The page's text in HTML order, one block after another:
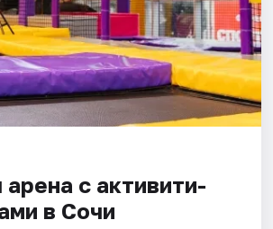
арена с активити-
в Сочи